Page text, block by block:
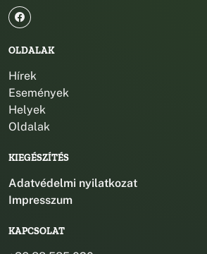
OLDALAK
Hírek
Események
Helyek
Oldalak
KIEGÉSZÍTÉS
Adatvédelmi nyilatkozat
Impresszum
KAPCSOLAT